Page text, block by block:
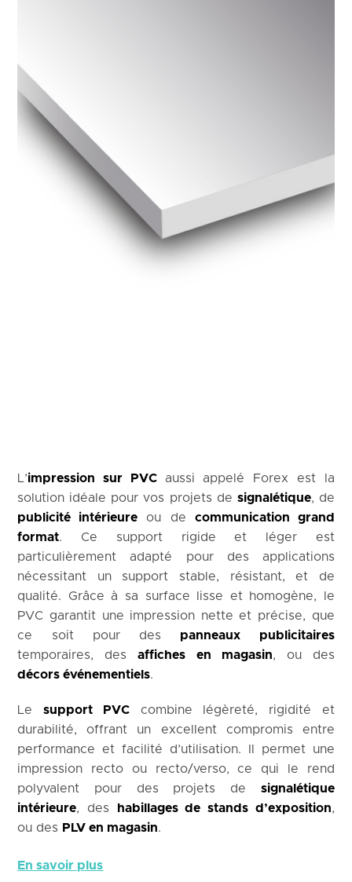
L’impression sur PVC aussi appelé Forex est la
solution idéale pour vos projets de signalétique, de
publicité intérieure ou de communication grand
format. Ce support rigide et léger est
particulièrement adapté pour des applications
nécessitant un support stable, résistant, et de
qualité. Grâce à sa surface lisse et homogène, le
PVC garantit une impression nette et précise, que
ce soit pour des panneaux publicitaires
temporaires, desaffiches en magasin, ou des
décors événementiels.
Lesupport PVCcombine légèreté, rigidité et
durabilité, offrant un excellent compromis entre
performance et facilité d’utilisation. Il permet une
impression recto ou recto/verso, ce qui le rend
polyvalent pour des projets de signalétique
intérieure, des habillages de stands d’exposition,
ou des PLV en magasin.
En savoir plus